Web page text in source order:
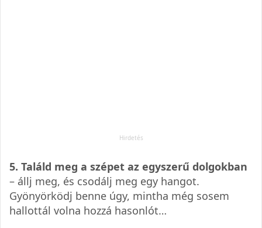
5. Találd meg a szépet az egyszerű dolgokban
– állj meg, és csodálj meg egy hangot.
Gyönyörködj benne úgy, mintha még sosem
hallottál volna hozzá hasonlót…